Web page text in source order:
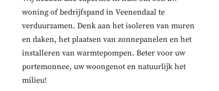
woning of bedrijfspand in Veenendaal te
verduurzamen. Denk aan het isoleren van muren
en daken, het plaatsen van zonnepanelen en het
installeren van warmtepompen. Beter voor uw
portemonnee, uw woongenot en natuurlijk het
milieu!